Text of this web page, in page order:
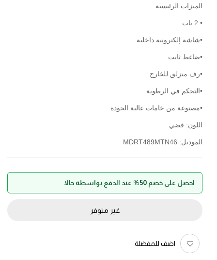
الميزات الرئيسية
• 2 باب
•شاشة إلكترونية داخلية
•ضاغط ثابت
•رف منزلق للخارج
•التحكم في الرطوبة
•مصنوعة من خامات عالية الجودة
اللون: فضي
الموديل: MDRT489MTN46
احصل على خصم 50% عند الدفع بواسطة حالا
غير متوفر
اضف للمفضلة